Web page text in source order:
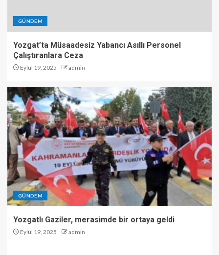
GÜNDEM
Yozgat’ta Müsaadesiz Yabancı Asıllı Personel
Çalıştıranlara Ceza
Eylül 19, 2025 admin
GÜNDEM
Yozgatlı Gaziler, merasimde bir ortaya geldi
Eylül 19, 2025 admin